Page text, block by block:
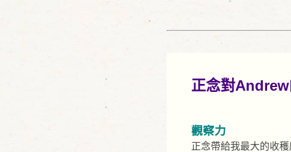
正念對
觀察力
正念帶給我最大的收